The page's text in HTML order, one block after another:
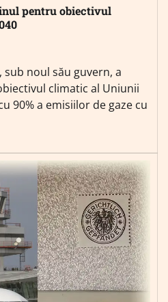
pentru obiectivul
noul său guvern, a
climatic al Uniunii
90% a emisiilor de gaze cu